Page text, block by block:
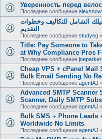
Уверенность перед
Последнее сообщение
الشامل للتكاليف وخطوات
التقديم
Последнее сообщение studyeg «
Title: Pay Someone to
at Why Compliance Pros
Последнее сообщение
Cheap VPS + cPanel Mail
Bulk Email Sending No
Последнее сообщение agentAJ
Advanced SMTP Scanner
Scanner, Daily SMTP
Последнее сообщение agentAJ
Bulk SMS + Phone Leads
Worldwide No Limits
Последнее сообщение agentAJ